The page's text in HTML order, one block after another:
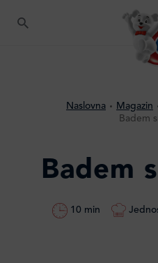
Naslovna Magazin
Badem
Badem
10 min